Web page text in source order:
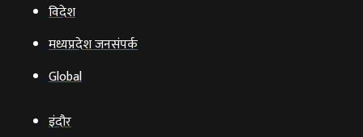
विदेश
मध्यप्रदेश जनसंपर्क
Global
इंदौर